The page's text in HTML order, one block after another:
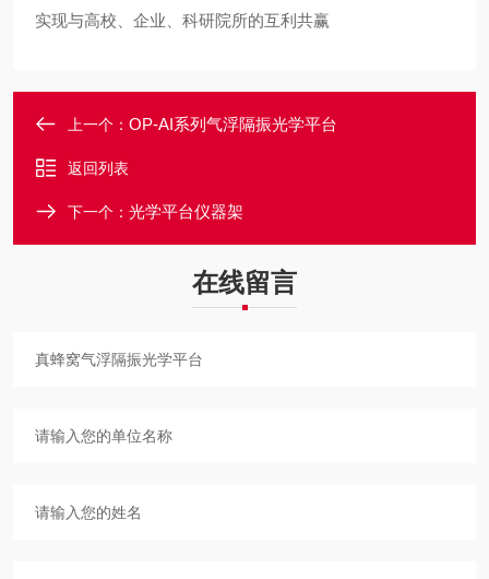
实现与高校、企业、科研院所的互利共赢
上一个： OP-AI系列气浮隔振光学平台
返回列表
下一个： 光学平台仪器架
在线留言